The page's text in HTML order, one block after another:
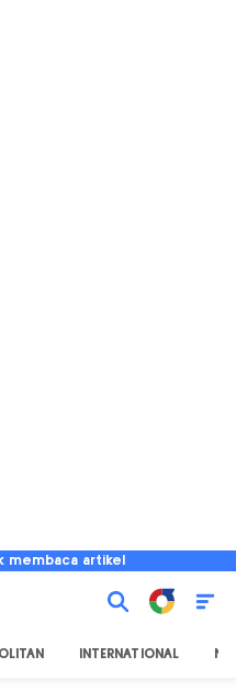
membaca artikel
INTERNATIONAL